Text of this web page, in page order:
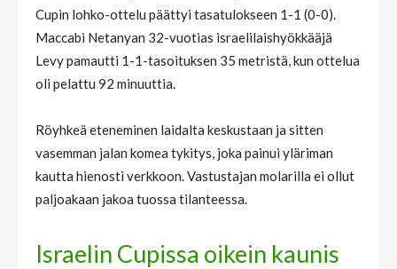
Cupin lohko-ottelu päättyi tasatulokseen 1-1 (0-0).
Maccabi Netanyan 32-vuotias israelilaishyökkääjä
Levy pamautti 1-1-tasoituksen 35 metristä, kun ottelua
oli pelattu 92 minuuttia.
Röyhkeä eteneminen laidalta keskustaan ja sitten
vasemman jalan komea tykitys, joka painui yläriman
kautta hienosti verkkoon. Vastustajan molarilla ei ollut
paljoakaan jakoa tuossa tilanteessa.
Israelin Cupissa oikein kaunis